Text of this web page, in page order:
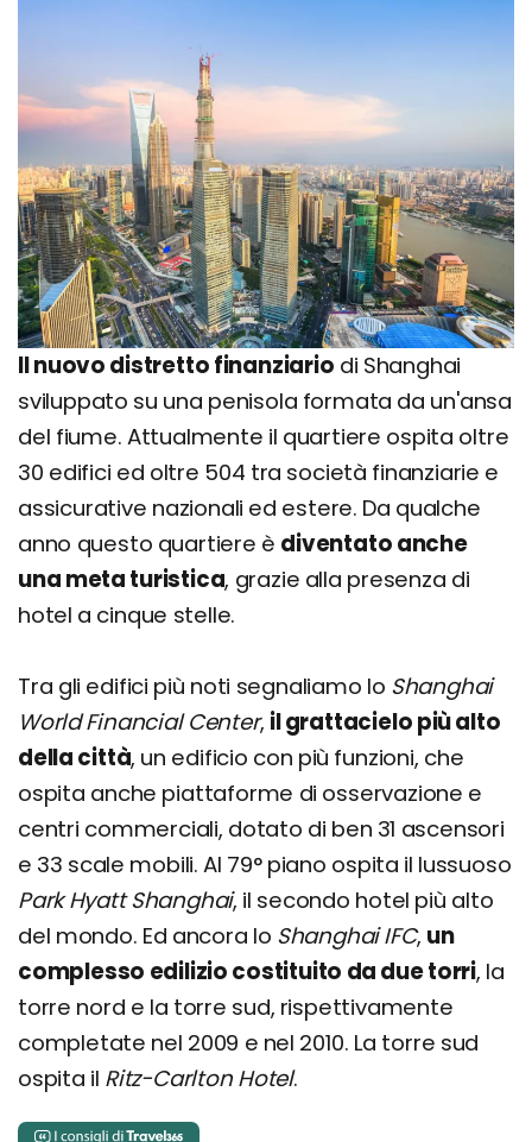
Il nuovo distretto finanziario di Shanghai
sviluppato su una penisola formata da un'ansa
del fiume. Attualmente il quartiere ospita oltre
30 edifici ed oltre 504 tra società finanziarie e
assicurative nazionali ed estere. Da qualche
anno questo quartiere è diventato anche
una meta turistica, grazie alla presenza di
hotel a cinque stelle.
Tra gli edifici più noti segnaliamo lo Shanghai
World Financial Center, il grattacielo più alto
della città, un edificio con più funzioni, che
ospita anche piattaforme di osservazione e
centri commerciali, dotato di ben 31 ascensori
e 33 scale mobili. Al 79° piano ospita il lussuoso
Park Hyatt Shanghai, il secondo hotel più alto
del mondo. Ed ancora lo Shanghai IFC, un
complesso edilizio costituito da due torri, la
torre nord e la torre sud, rispettivamente
completate nel 2009 e nel 2010. La torre sud
ospita il Ritz-Carlton Hotel.